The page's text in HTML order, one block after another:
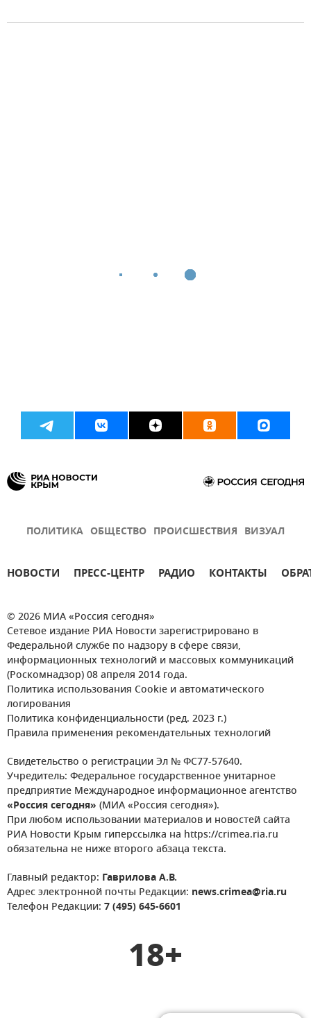
ПОЛИТИКА ОБЩЕСТВО ПРОИСШЕСТВИЯ ВИЗУАЛ
НОВОСТИ ПРЕСС-ЦЕНТР РАДИО КОНТАКТЫ
© 2026 МИА «Россия сегодня»
Сетевое издание РИА Новости зарегистрировано в
Федеральной службе по надзору в сфере связи,
информационных технологий и массовых коммуникаций
(Роскомнадзор) 08 апреля 2014 года.
Политика использования Cookie и автоматического
логирования
Политика конфиденциальности (ред. 2023 г.)
Правила применения рекомендательных технологий
Свидетельство о регистрации Эл № ФС77-57640.
Учредитель: Федеральное государственное унитарное
предприятие Международное информационное агентство
«Россия сегодня» (МИА «Россия сегодня»).
При любом использовании материалов и новостей сайта
РИА Новости Крым гиперссылка на https://crimea.ria.ru
обязательна не ниже второго абзаца текста.
Главный редактор: Гаврилова А.В.
Адрес электронной почты Редакции: news.crimea@ria.ru
Телефон Редакции: 7 (495) 645-6601
18+